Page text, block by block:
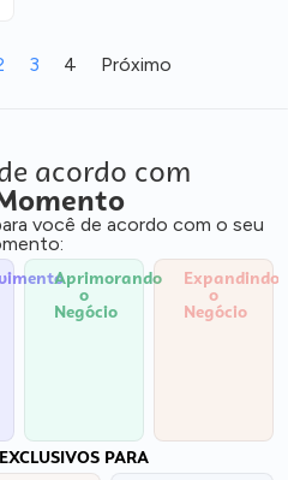
3 4 Próximo
acordo com
você de acordo com o seu
Aprimorando
o
Negócio
Expandindo
o
Negócio
PARA